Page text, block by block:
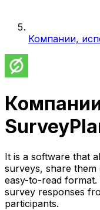
Компании,
It is a software that
surveys, share
easy-to-read
survey responses
participants.